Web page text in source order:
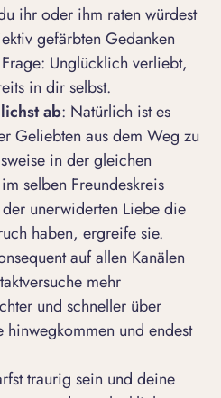
ihr oder ihm raten würdest
gefärbten Gedanken
Unglücklich verliebt,
in dir selbst.
ab: Natürlich ist es
Geliebten aus dem Weg zu
in der gleichen
selben Freundeskreis
unerwiderten Liebe die
haben, ergreife sie.
auf allen Kanälen
mehr
und schneller über
und endest
traurig sein und deine